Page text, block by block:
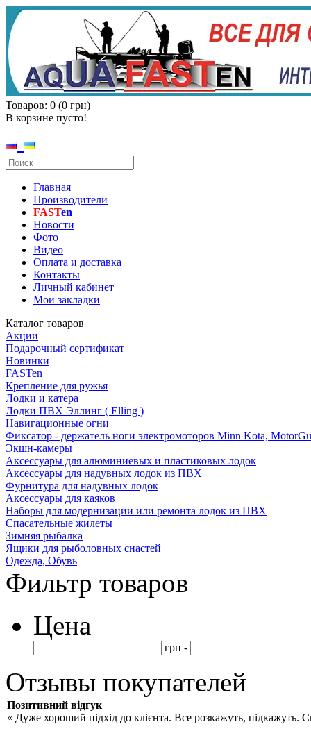
Товаров: 0 (0 грн)
В корзине пусто!
Главная
Производители
FASTen
Новости
Фото
Видео
Оплата и доставка
Контакты
Личный кабинет
Мои закладки
Каталог товаров
Акции
Подарочный сертификат
Новинки
FASTen
Крепление для ружья
Лодки и катера
Лодки ПВХ Эллинг ( Elling )
Навигационные огни
Фиксатор - держатель ноги электромоторов Minn Kota,
Экшн-камеры
Аксессуары для алюминиевых и пластиковых лодок
Аксессуары для надувных лодок из ПВХ
Фурнитура для надувных лодок
Аксессуары для каяков
Наборы для модернизации или ремонта лодок из ПВХ
Спасательные жилеты
Зимняя рыбалка
Ящики для рыболовных снастей
Одежда, Обувь
Фильтр товаров
Цена
грн -
Отзывы покупателей
Позитивний відгук
« Дуже хороший підхід до клієнта. Все розкажуть, підкажуть.